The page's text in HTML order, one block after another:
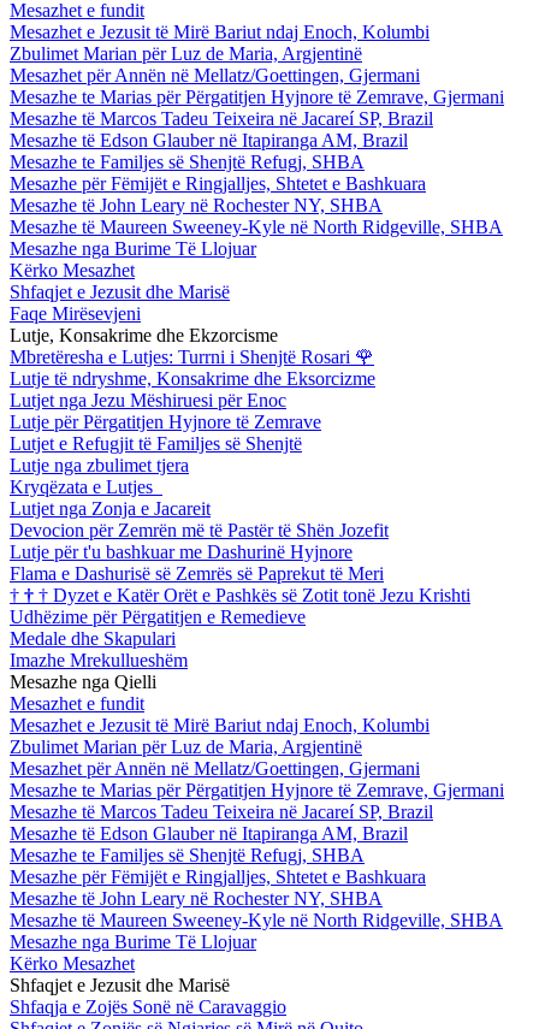
Mesazhet e fundit
Mesazhet e Jezusit të Mirë Bariut ndaj Enoch, Kolumbi
Zbulimet Marian për Luz de Maria, Argjentinë
Mesazhet për Annën në Mellatz/Goettingen, Gjermani
Mesazhe te Marias për Përgatitjen Hyjnore të Zemrave, Gjermani
Mesazhe të Marcos Tadeu Teixeira në Jacareí SP, Brazil
Mesazhe të Edson Glauber në Itapiranga AM, Brazil
Mesazhe te Familjes së Shenjtë Refugj, SHBA
Mesazhe për Fëmijët e Ringjalljes, Shtetet e Bashkuara
Mesazhe të John Leary në Rochester NY, SHBA
Mesazhe të Maureen Sweeney-Kyle në North Ridgeville, SHBA
Mesazhe nga Burime Të Llojuar
Kërko Mesazhet
Shfaqjet e Jezusit dhe Marisë
Faqe Mirësevjeni
Lutje, Konsakrime dhe Ekzorcisme
Mbretëresha e Lutjes: Turrni i Shenjtë Rosari 🌹
Lutje të ndryshme, Konsakrime dhe Eksorcizme
Lutjet nga Jezu Mëshiruesi për Enoc
Lutje për Përgatitjen Hyjnore të Zemrave
Lutjet e Refugjit të Familjes së Shenjtë
Lutje nga zbulimet tjera
Kryqëzata e Lutjes
Lutjet nga Zonja e Jacareit
Devocion për Zemrën më të Pastër të Shën Jozefit
Lutje për t'u bashkuar me Dashurinë Hyjnore
Flama e Dashurisë së Zemrës së Paprekut të Meri
† † † Dyzet e Katër Orët e Pashkës së Zotit tonë Jezu Krishti
Udhëzime për Përgatitjen e Remedieve
Medale dhe Skapulari
Imazhe Mrekullueshëm
Mesazhe nga Qielli
Mesazhet e fundit
Mesazhet e Jezusit të Mirë Bariut ndaj Enoch, Kolumbi
Zbulimet Marian për Luz de Maria, Argjentinë
Mesazhet për Annën në Mellatz/Goettingen, Gjermani
Mesazhe te Marias për Përgatitjen Hyjnore të Zemrave, Gjermani
Mesazhe të Marcos Tadeu Teixeira në Jacareí SP, Brazil
Mesazhe të Edson Glauber në Itapiranga AM, Brazil
Mesazhe te Familjes së Shenjtë Refugj, SHBA
Mesazhe për Fëmijët e Ringjalljes, Shtetet e Bashkuara
Mesazhe të John Leary në Rochester NY, SHBA
Mesazhe të Maureen Sweeney-Kyle në North Ridgeville, SHBA
Mesazhe nga Burime Të Llojuar
Kërko Mesazhet
Shfaqjet e Jezusit dhe Marisë
Shfaqja e Zojës Sonë në Caravaggio